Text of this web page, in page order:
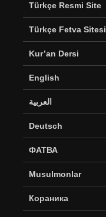
Türkçe Resmi Site
Türkçe Fetva Sitesi
Kur’an Dersi
English
العربية
Deutsch
ФАТВА
Musulmonlar
Кораника